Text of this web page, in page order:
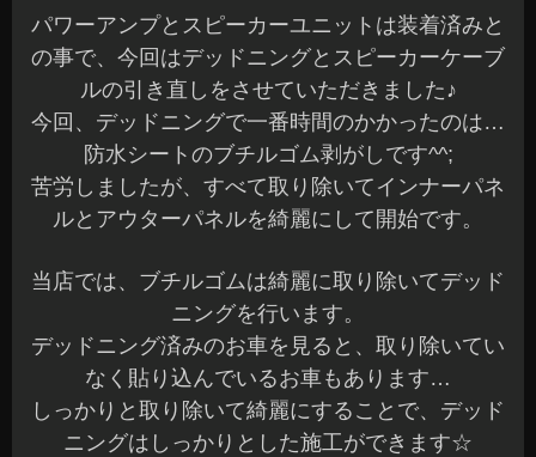
パワーアンプとスピーカーユニットは装着済みと
の事で、今回はデッドニングとスピーカーケーブ
ルの引き直しをさせていただきました♪
今回、デッドニングで一番時間のかかったのは…
防水シートのブチルゴム剥がしです^^;
苦労しましたが、すべて取り除いてインナーパネ
ルとアウターパネルを綺麗にして開始です。
当店では、ブチルゴムは綺麗に取り除いてデッド
ニングを行います。
デッドニング済みのお車を見ると、取り除いてい
なく貼り込んでいるお車もあります…
しっかりと取り除いて綺麗にすることで、デッド
ニングはしっかりとした施工ができます☆